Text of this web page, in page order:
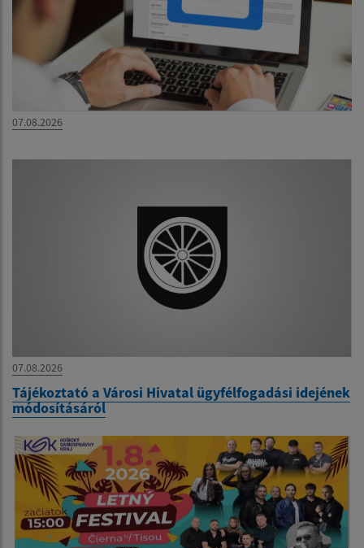
07.08.2026
07.08.2026
Tájékoztató a Városi Hivatal ügyfélfogadási idejének
módosításáról